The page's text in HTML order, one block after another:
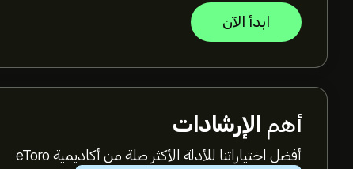
ابدأ الآن
أهم الإرشادات
أفضل اختياراتنا للأدلة الأكثر صلة من أكاديمية eToro